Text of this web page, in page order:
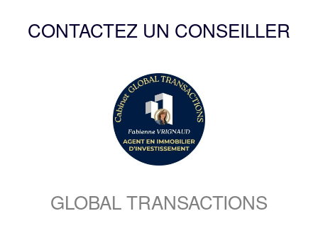
CONTACTEZ UN CONSEILLER
GLOBAL TRANSACTIONS